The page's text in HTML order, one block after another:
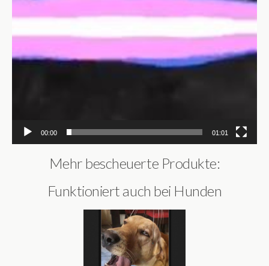
00:00 01:01
Mehr bescheuerte Produkte:
Funktioniert auch bei Hunden